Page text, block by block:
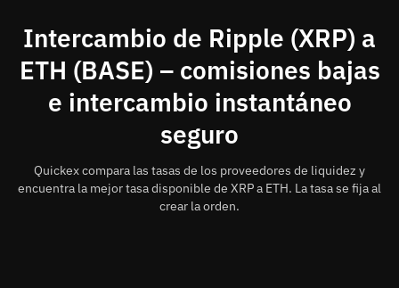
Intercambio de Ripple (XRP) a
ETH (BASE) – comisiones bajas
e intercambio instantáneo
seguro
Quickex compara las tasas de los proveedores de liquidez y
encuentra la mejor tasa disponible de XRP a ETH. La tasa se fija al
crear la orden.